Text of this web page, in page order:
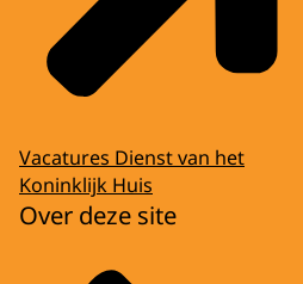
Vacatures Dienst van het
Koninklijk Huis
Over deze site